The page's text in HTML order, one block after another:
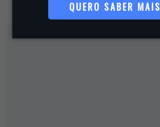
QUERO SABER MAIS